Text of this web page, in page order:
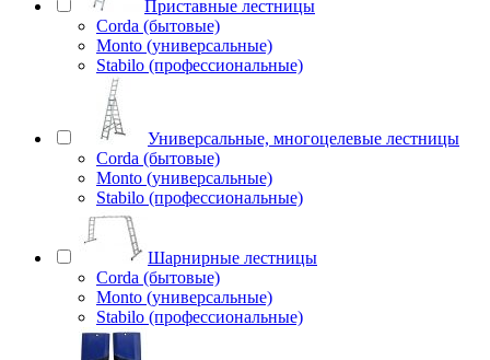
Приставные лестницы
Corda (бытовые)
Monto (универсальные)
Stabilo (профессиональные)
Универсальные, многоцелевые лестницы
Corda (бытовые)
Monto (универсальные)
Stabilo (профессиональные)
Шарнирные лестницы
Corda (бытовые)
Monto (универсальные)
Stabilo (профессиональные)